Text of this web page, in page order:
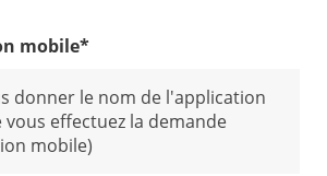
mobile*
donner le nom de l'application
effectuez la demande
mobile)